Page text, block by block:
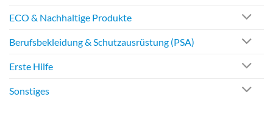
ECO & Nachhaltige Produkte
Berufsbekleidung & Schutzausrüstung (PSA)
Erste Hilfe
Sonstiges